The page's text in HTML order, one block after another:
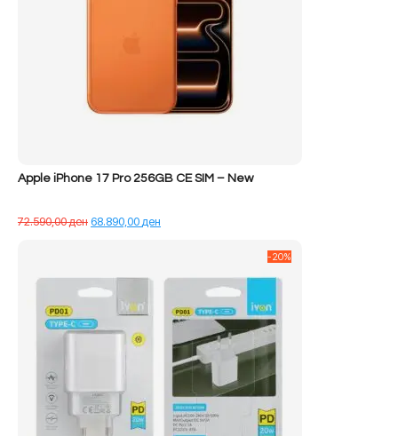
Apple iPhone 17 Pro 256GB CE SIM – New
72.590,00денÇmimi
68.890,00ден
68.890,00 ден.
-20%